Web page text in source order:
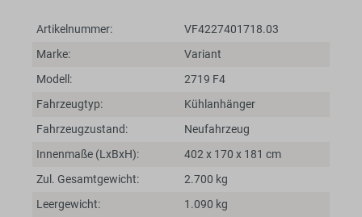
Artikelnummer:
VF4227401718.03
Marke:
Variant
Modell:
2719 F4
Fahrzeugtyp:
Kühlanhänger
Fahrzeugzustand:
Neufahrzeug
Innenmaße (LxBxH):
402 x 170 x 181 cm
Zul. Gesamtgewicht:
2.700 kg
Leergewicht:
1.090 kg